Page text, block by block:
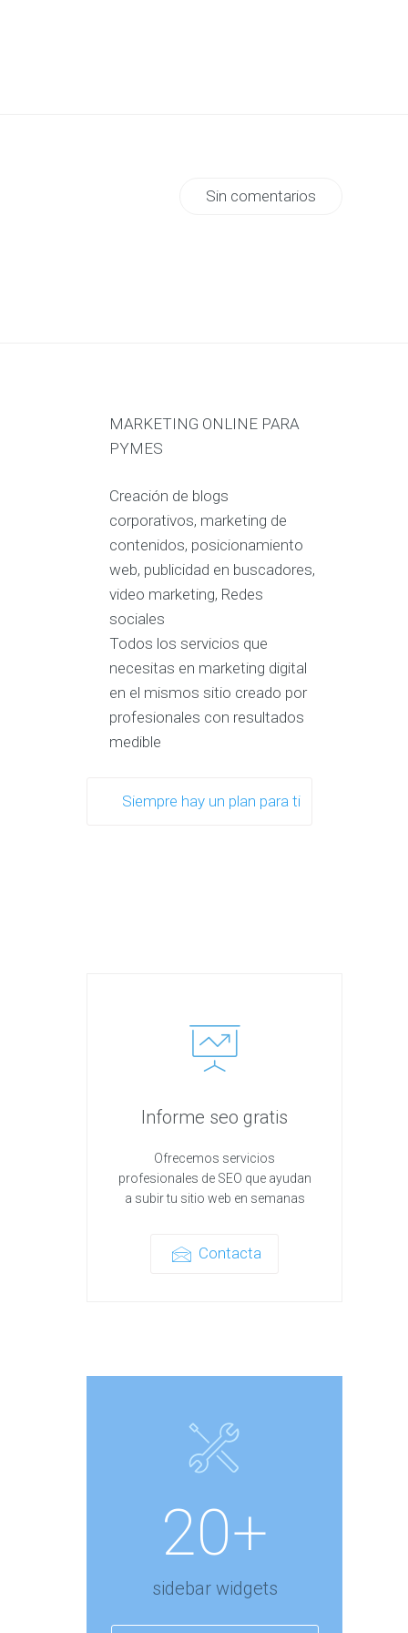
Sin comentarios
MARKETING ONLINE PARA
PYMES
Creación de blogs
corporativos, marketing de
contenidos, posicionamiento
web, publicidad en buscadores,
video marketing, Redes
sociales
Todos los servicios que
necesitas en marketing digital
en el mismos sitio creado por
profesionales con resultados
medible
Siempre hay un plan para ti
Informe seo gratis
Ofrecemos servicios
profesionales de SEO que ayudan
a subir tu sitio web en semanas
Contacta
20+
sidebar widgets